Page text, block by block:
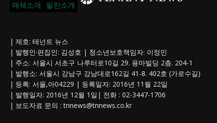
매체소개 필진소개
| 제호: 테넌트 뉴스
| 발행인·편집인: 김성호 | 청소년보호책임자: 이정민
| 주소: 서울시 서초구 나루터로10길 29. 용마빌딩 2층. 204-1
| 발행소: 서울시 강남구 강남대로162길 41-8. 402호 (가로수길)
| 등록: 서울,아04229 | 등록일자: 2016년 11월 22일
| 발행일자: 2016년 12월 1일| 전화 : 02-3447-1706
| 보도자료 문의 :tnnews@tnnews.co.kr